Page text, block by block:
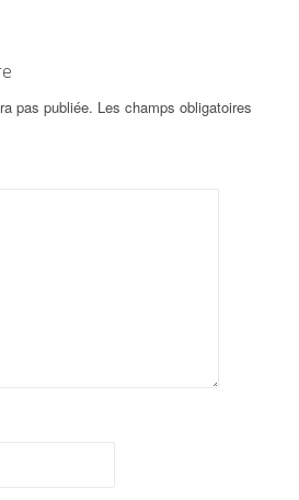
pas publiée. Les champs obligatoires